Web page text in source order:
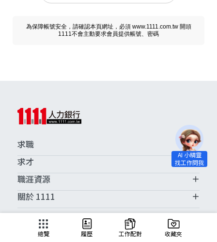
為保障帳號安全，請確認本頁網址，必須 www.1111.com.tw 開頭
1111不會主動要求會員提供帳號、密碼
求職
求才
職涯資源
關於 1111
求職服務中心
總覽 履歷 工作配對 收藏夾